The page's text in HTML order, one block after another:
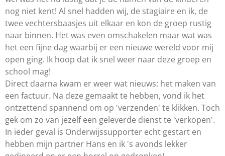
nog niet kent! Al snel hadden wij, de stagiaire en ik, de
twee vechtersbaasjes uit elkaar en kon de groep rustig
naar binnen. Het was even omschakelen maar wat was
het een fijne dag waarbij er een nieuwe wereld voor mij
open ging. Ik hoop dat ik snel weer naar deze groep en
school mag!
Direct daarna kwam er weer wat nieuws: het maken van
een factuur. Na deze gemaakt te hebben, vond ik het
ontzettend spannend om op 'verzenden' te klikken. Toch
gek om zo van jezelf een geleverde dienst te 'verkopen'.
In ieder geval is Onderwijssupporter echt gestart en
hebben mijn partner Hans en ik 's avonds lekker